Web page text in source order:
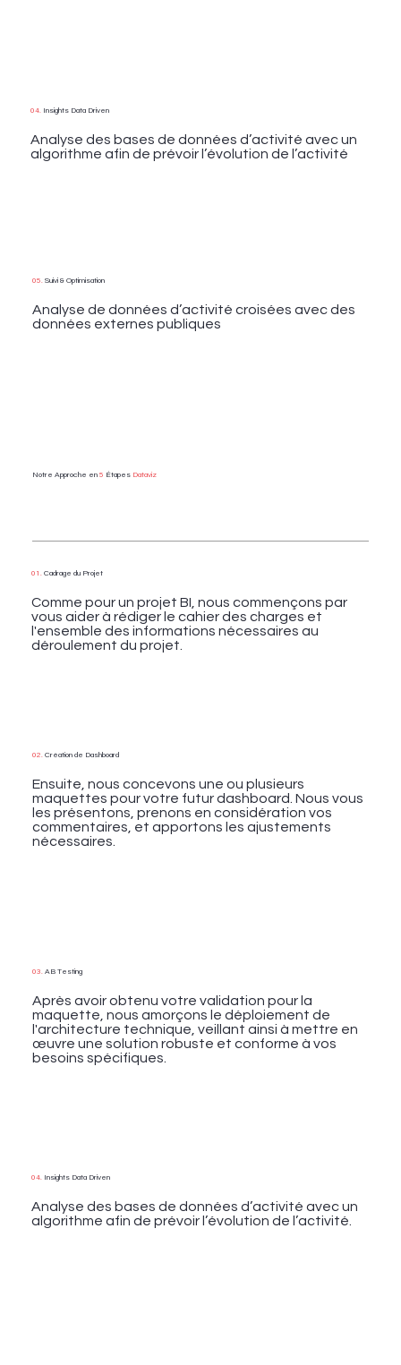
Analyse des bases de données d’activité avec un
algorithme afin de prévoir l’évolution de l’activité
04. Insights Data Driven
Analyse de données d’activité croisées avec des
données externes publiques
05. Suivi & Optimisation
Notre Approche en 5 ÉtapesDataviz
Comme pour un projet BI, nous commençons par
vous aider à rédiger le cahier des charges et
l'ensemble des informations nécessaires au
déroulement du projet.
01. Cadrage du Projet
Ensuite, nous concevons une ou plusieurs
maquettes pour votre futur dashboard. Nous vous
les présentons, prenons en considération vos
commentaires, et apportons les ajustements
nécessaires.
02. Création de Dashboard
Après avoir obtenu votre validation pour la
maquette, nous amorçons le déploiement de
l'architecture technique, veillant ainsi à mettre en
œuvre une solution robuste et conforme à vos
besoins spécifiques.
03. AB Testing
Analyse des bases de données d’activité avec un
algorithme afin de prévoir l’évolution de l’activité.
04. Insights Data Driven